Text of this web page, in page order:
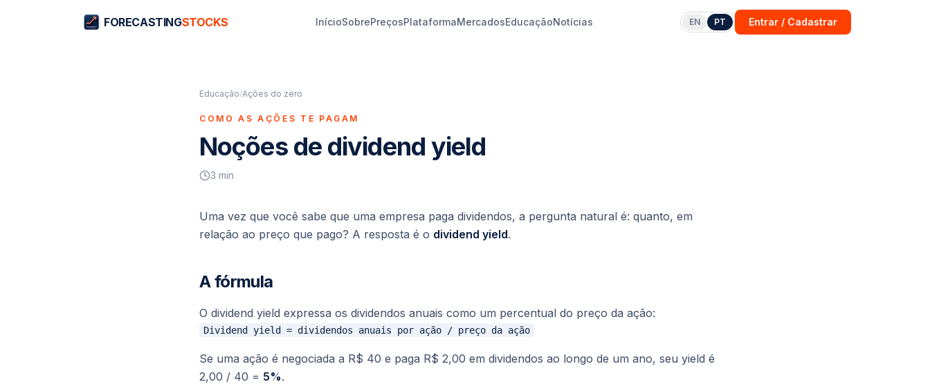
FORECASTINGSTOCKS InícioSobrePreçosPlataformaMercadosEducaçãoNotícias EN PT Entrar / Cadastrar
Educação/Ações do zero
COMO AS AÇÕES TE PAGAM
Noções de dividend yield
3 min
Uma vez que você sabe que uma empresa paga dividendos, a pergunta natural é: quanto, em
relação ao preço que pago? A resposta é o dividend yield.
A fórmula
O dividend yield expressa os dividendos anuais como um percentual do preço da ação:
Se uma ação é negociada a R$ 40 e paga R$ 2,00 em dividendos ao longo de um ano, seu yield é
2,00 / 40 = 5%.